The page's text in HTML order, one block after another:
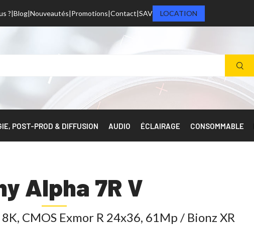
? Blog Nouveautés Promotions Contact SAV LOCATION
POST-PROD & DIFFUSION AUDIO ÉCLAIRAGE CONSOMMABLE
Alpha 7R V
CMOS Exmor R 24x36, 61Mp / Bionz XR